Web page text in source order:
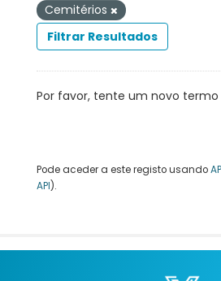
Cemitérios
Filtrar Resultados
Por favor, tente um novo termo
Pode aceder a este registo usando
API).